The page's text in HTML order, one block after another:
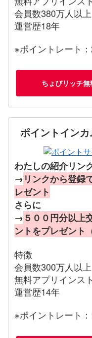
会員数380万人以上
運営歴18年
※ポイントレート
ちょびリッチ無
ポイントイン
わたしの紹介リン
→ リンクから登録
レゼント
さらに
→ ５００円分以上
ントをプレゼント
特徴
会員数300万人以上
無料アプリインス
運営歴14年
※ポイントレート